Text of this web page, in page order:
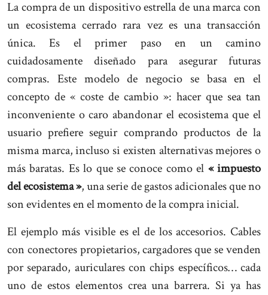
La compra de un dispositivo estrella de una marca con
un ecosistema cerrado rara vez es una transacción
única. Es el primer paso en un camino
cuidadosamente diseñado para asegurar futuras
compras. Este modelo de negocio se basa en el
concepto de « coste de cambio »: hacer que sea tan
inconveniente o caro abandonar el ecosistema que el
usuario prefiere seguir comprando productos de la
misma marca, incluso si existen alternativas mejores o
más baratas. Es lo que se conoce como el « impuesto
del ecosistema », una serie de gastos adicionales que no
son evidentes en el momento de la compra inicial.
El ejemplo más visible es el de los accesorios. Cables
con conectores propietarios, cargadores que se venden
por separado, auriculares con chips específicos… cada
uno de estos elementos crea una barrera. Si ya has